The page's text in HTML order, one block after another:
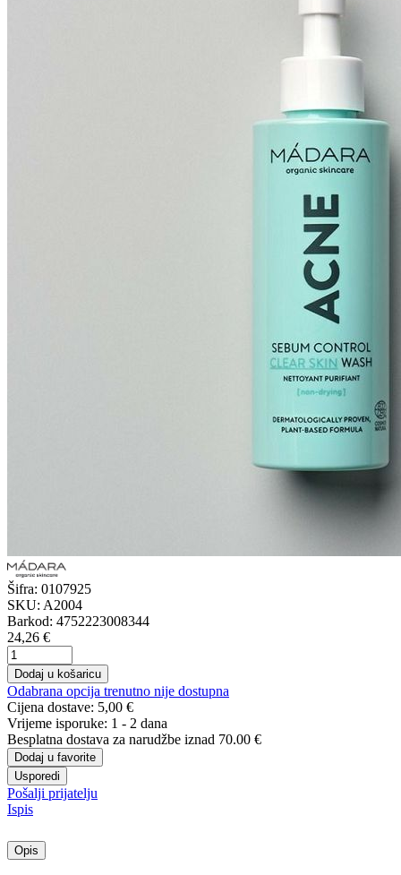
Šifra: 0107925
SKU: A2004
Barkod: 4752223008344
24,26 €
Dodaj u košaricu
Odabrana opcija trenutno nije dostupna
Cijena dostave: 5,00 €
Vrijeme isporuke: 1 - 2 dana
Besplatna dostava za narudžbe iznad 70.00 €
Dodaj u favorite
Usporedi
Pošalji prijatelju
Ispis
Opis